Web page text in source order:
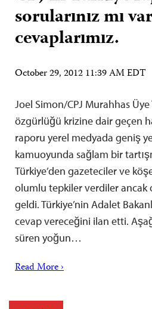
sorularınız mı
cevaplarımız.
October 29, 2012 11:39 AM EDT
Joel Simon/CPJ Murahhas Üye
özgürlüğü krizine dair geçen
raporu yerel medyada geniş
kamuoyunda sağlam bir
Türkiye’den gazeteciler ve
olumlu tepkiler verdiler ancak
geldi. Türkiye’nin Adalet
cevap vereceğini ilan etti.
süren yoğun…
Read More ›